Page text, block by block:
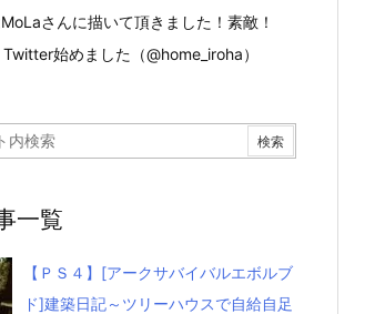
さんに描いて頂きました！素敵！
始めました（@home_iroha）
一覧
【ＰＳ４】[アークサバイバルエボルブ
ド]建築日記～ツリーハウスで自給自足